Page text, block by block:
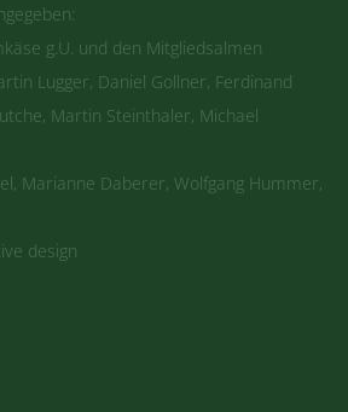
g.U. und den Mitgliedsalmen
Lugger, Daniel Gollner, Ferdinand
Martin Steinthaler, Michael
Marianne Daberer, Wolfgang Hummer,
design